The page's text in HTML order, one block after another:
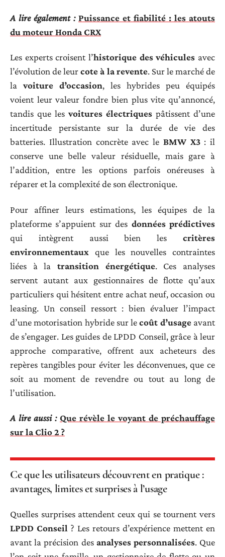
A lire également : Puissance et fiabilité : les atouts
du moteur Honda CRX
Les experts croisent l’historique des véhicules avec
l’évolution de leurcote à la revente. Sur le marché de
la voiture d’occasion, les hybrides peu équipés
voient leur valeur fondre bien plus vite qu’annoncé,
tandis que les voitures électriques pâtissent d’une
incertitude persistante sur la durée de vie des
batteries. Illustration concrète avec le BMW X3: il
conserve une belle valeur résiduelle, mais gare à
l’addition, entre les options parfois onéreuses à
réparer et la complexité de son électronique.
Pour affiner leurs estimations, les équipes de la
plateforme s’appuient sur des données prédictives
qui intègrent aussi bien les critères
environnementaux que les nouvelles contraintes
liées à la transition énergétique. Ces analyses
servent autant aux gestionnaires de flotte qu’aux
particuliers qui hésitent entre achat neuf, occasion ou
leasing. Un conseil ressort : bien évaluer l’impact
d’une motorisation hybride sur lecoût d’usageavant
de s’engager. Les guides de LPDD Conseil, grâce à leur
approche comparative, offrent aux acheteurs des
repères tangibles pour éviter les déconvenues, que ce
soit au moment de revendre ou tout au long de
l’utilisation.
A lire aussi : Que révèle le voyant de préchauffage
sur la Clio 2 ?
Ce que les utilisateurs découvrent en pratique :
avantages, limites et surprises à l’usage
Quelles surprises attendent ceux qui se tournent vers
LPDD Conseil ? Les retours d’expérience mettent en
avant la précision des analyses personnalisées. Que